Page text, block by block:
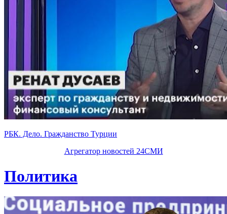
РБК. Дело. Гражданство Турции
Агрегатор новостей 24СМИ
Политика